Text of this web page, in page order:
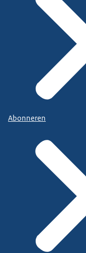
Abonneren